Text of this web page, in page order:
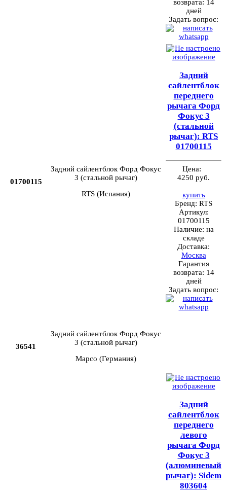
возврата: 14
дней
Задать вопрос:
01700115
Задний сайлентблок Форд Фокус
3 (стальной рычаг)
RTS (Испания)
Задний
сайлентблок
переднего
рычага Форд
Фокус 3
(стальной
рычаг): RTS
01700115
Цена:
4250 руб.
купить
Бренд: RTS
Артикул:
01700115
Наличие: на
складе
Доставка:
Москва
Гарантия
возврата: 14
дней
Задать вопрос:
36541
Задний сайлентблок Форд Фокус
3 (стальной рычаг)
Mapco (Германия)
Задний
сайлентблок
переднего
левого
рычага Форд
Фокус 3
(алюминевый
рычаг): Sidem
803604